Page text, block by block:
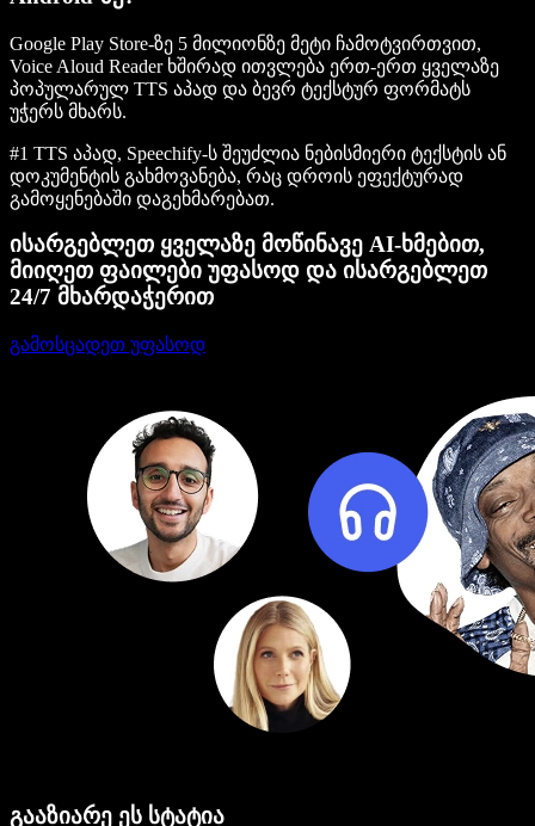
Google Play Store-ზე 5 მილიონზე მეტი ჩამოტვირთვით,
Voice Aloud Reader ხშირად ითვლება ერთ-ერთ ყველაზე
პოპულარულ TTS აპად და ბევრ ტექსტურ ფორმატს
უჭერს მხარს.
#1 TTS აპად, Speechify-ს შეუძლია ნებისმიერი ტექსტის ან
დოკუმენტის გახმოვანება, რაც დროის ეფექტურად
გამოყენებაში დაგეხმარებათ.
ისარგებლეთ ყველაზე მოწინავე AI-ხმებით,
მიიღეთ ფაილები უფასოდ და ისარგებლეთ
24/7 მხარდაჭერით
გამოსცადეთ უფასოდ
გააზიარე ეს სტატია